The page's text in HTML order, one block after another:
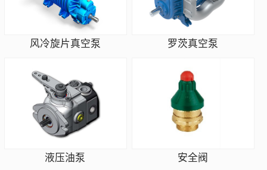
风冷旋片真空泵 罗茨真空泵
液压油泵 安全阀